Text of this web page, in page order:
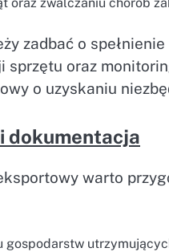
zadbać o
oraz
o uzyskaniu
dokumentacja
warto
gospodarstw